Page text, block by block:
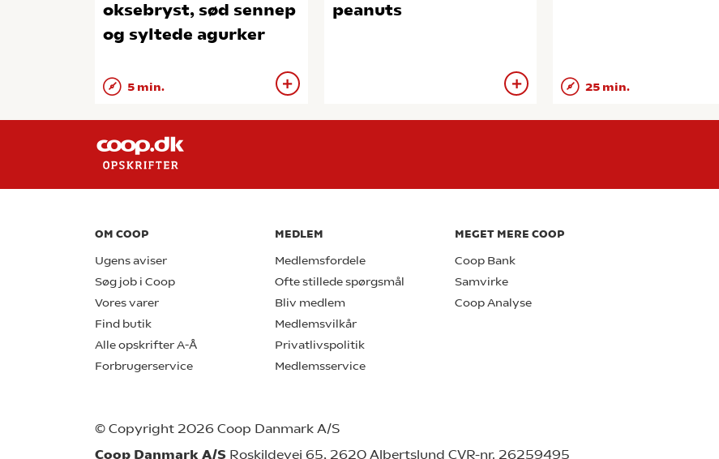
oksebryst, sød sennep
og syltede agurker
5 min.
peanuts
25 min.
OM COOP
Ugens aviser
Søg job i Coop
Vores varer
Find butik
Alle opskrifter A-Å
Forbrugerservice
MEDLEM
Medlemsfordele
Ofte stillede spørgsmål
Bliv medlem
Medlemsvilkår
Privatlivspolitik
Medlemsservice
MEGET MERE COOP
Coop Bank
Samvirke
Coop Analyse
© Copyright 2026 Coop Danmark A/S
Coop Danmark A/S Roskildevej 65, 2620 Albertslund CVR-nr. 26259495